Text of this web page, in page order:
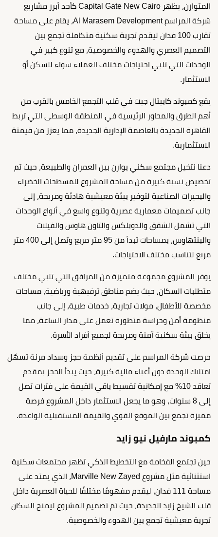
المتوازن، يظهر Capital Gate New Cairo كأحد أبرز مشاريع
شركة المراسم Al Marasem Development، يقام على مساحة
تقارب 100 فدان ليقدم تجربة سكنية متكاملة تجمع بين
التصميم العصري والهدوء والخصوصية، مع تنوع كبير في
الوحدات التي تلبي احتياجات مختلف العملاء سواء للسكن أو
الاستثمار.
يقع كمبوند كابيتال جيت في قلب التجمع الخامس بالقرب من
أهم الطرق والمحاور الرئيسية في المنطقة الوسطى التي تربط
القاهرة الجديدة بالعاصمة الإدارية الجديدة، مما يعزز من قيمتة
الاستثمارية.
دعنا نتخيل مجتمع سكني يوازن بين العمران والطبيعة، حيث تم
تخصيص نسبة كبيرة من مساحة المشروع للمسطحات الخضراء
والبحيرات الصناعية لتوفير بيئة معيشية هادئة ومريحة، إلى
جانب تصميمات معمارية عصرية وتنوع واسع في أنواع الوحدات
التي تشمل الشقق والدوبلكس والتاون هاوس والفيلات
والبنتهاوس، بمساحات تبدأ من 95 متر مربع وتصل إلى 400 متر
مربع لتناسب مختلف الاحتياجات.
يوفر المشروع مجموعة متميزة من المرافق التي تلبي مختلف
متطلبات السكان، حيث يضم مناطق ترفيهية ورياضية، مساحات
مخصصة للأطفال، مولات تجارية، خدمات طبية، إلى جانب
منظومة أمن وحراسة متطورة تعمل على مدار الساعة، مما
يخلق بيئة سكنية آمنة ومريحة لجميع أفراد الأسرة.
حرصت شركة المراسم على تقديم أنظمة حجز وسداد مرنة تسهّل
امتلاك الوحدة دون أعباء مالية كبيرة، حيث يبدأ الحجز بمقدم
تعاقد 10% مع إمكانية تقسيط باقي القيمة على فترات تصل
إلى 8 سنوات، وهو ما يجعل الاستثمار داخل المشروع فرصة
مميزة تجمع بين الموقع القوي والقيمة المستقبلية الواعدة.
كمبوند مارفيل نيو زايد
حين تجتمع الفخامة مع التخطيط الذكي تظهر مجتمعات سكنية
استثنائية مثل مشروع Marville New Zayed، الذي يمتد على
مساحة 111 فدان، ليقدم مفهومًا مختلفًا للحياة العصرية داخل
قلب الشيخ زايد الجديدة، حيث تم تصميم المشروع ليمنح السكان
تجربة معيشية تجمع بين الهدوء والخصوصية.